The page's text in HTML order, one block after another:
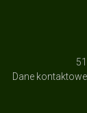
Dane